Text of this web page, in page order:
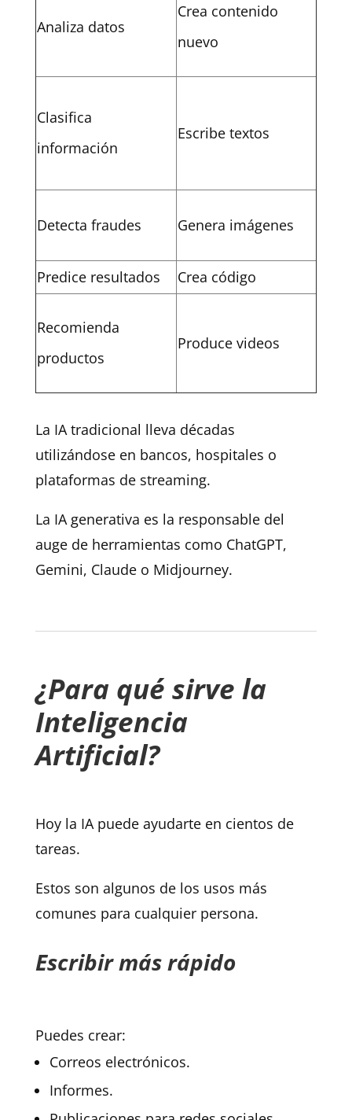
Analiza datos
Crea contenido
nuevo
Clasifica
información
Escribe textos
Detecta fraudes Genera imágenes
Predice resultados Crea código
Recomienda
productos
Produce videos
La IA tradicional lleva décadas
utilizándose en bancos, hospitales o
plataformas de streaming.
La IA generativa es la responsable del
auge de herramientas como ChatGPT,
Gemini, Claude o Midjourney.
¿Para qué sirve la
Inteligencia
Artificial?
Hoy la IA puede ayudarte en cientos de
tareas.
Estos son algunos de los usos más
comunes para cualquier persona.
Escribir más rápido
Puedes crear:
Correos electrónicos.
Informes.